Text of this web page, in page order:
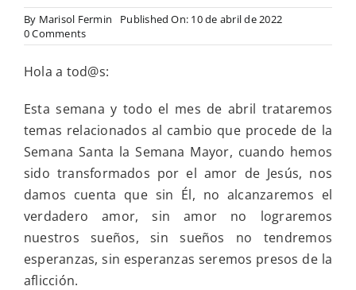
By Marisol Fermin
Published On: 10 de abril de 2022
0 Commentson
La
Santa
invita
a
una
transformación
y
en
la
reflexión
personal
de
esta
semana:
Hola a tod@s:
Esta semana y todo el mes de abril trataremos
temas relacionados al cambio que procede de la
Semana Santa la Semana Mayor, cuando hemos
sido transformados por el amor de Jesús, nos
damos cuenta que sin Él, no alcanzaremos el
verdadero amor, sin amor no lograremos
nuestros sueños, sin sueños no tendremos
esperanzas, sin esperanzas seremos presos de la
aflicción.